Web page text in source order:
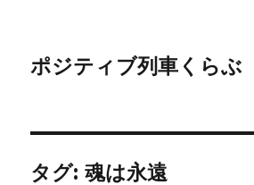
ポジティブ列車くらぶ
タグ:魂は永遠